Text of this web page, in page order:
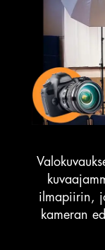
ilmapiirin,
kameran